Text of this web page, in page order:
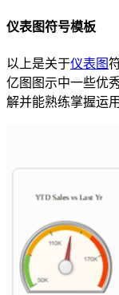
仪表图符号模板
以上是关于仪表图
亿图图示中一些优
解并能熟练掌握运用